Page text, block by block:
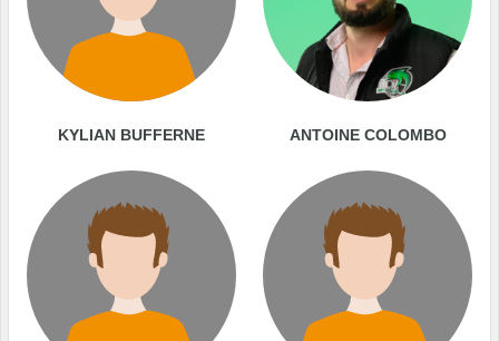
KYLIAN BUFFERNE ANTOINE COLOMBO